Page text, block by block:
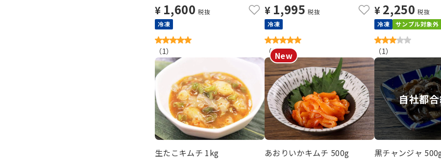
¥ 1,600 税抜
冷凍
（1）
¥ 1,995 税抜
冷凍
（3）
¥ 2,250 税抜
冷凍
サンプル対象外
（1）
生たこキムチ 1kg あおりいかキムチ 500g
自社都
黒チャンジャ